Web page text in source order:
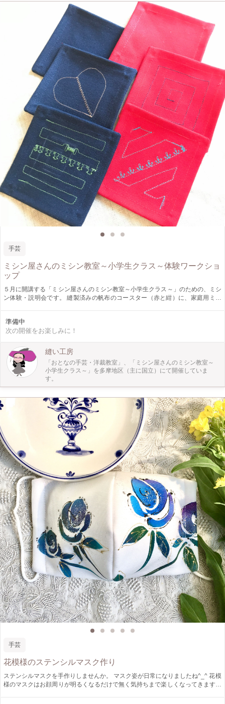
手芸
ミシン屋さんのミシン教室～小学生クラス～体験ワークショ
ップ
５月に開講する「ミシン屋さんのミシン教室～小学生クラス～」のための、ミシ
ン体験・説明会です。 縫製済みの帆布のコースター（赤と紺）に、家庭用ミシ
準備中
次の開催をお楽しみに！
縫い工房
「おとなの手芸・洋裁教室」、「ミシン屋さんのミシン教室～
小学生クラス～」を多摩地区（主に国立）にて開催していま
す。
手芸
花模様のステンシルマスク作り
ステンシルマスクを手作りしませんか。 マスク姿が日常になりましたね^_^ 花模
様のマスクはお顔周りが明るくなるだけで無く気持ちまで楽しくなってきます。